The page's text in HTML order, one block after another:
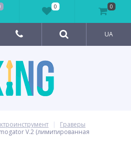
UA
Граверы
V.2 (лимитированная
0 0